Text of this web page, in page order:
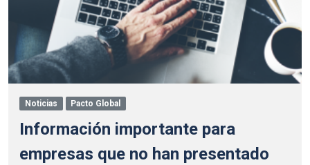
Noticias Pacto Global
Información importante para
empresas que no han presentado